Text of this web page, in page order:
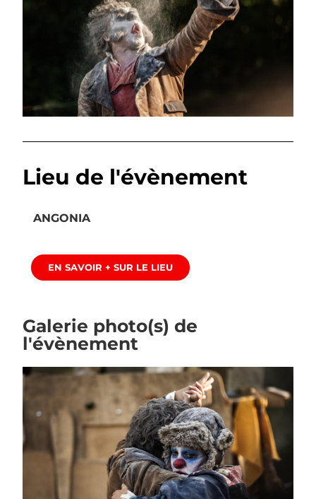
Lieu de l'évènement
ANGONIA
EN SAVOIR + SUR LE LIEU
Galerie photo(s) de
l'évènement